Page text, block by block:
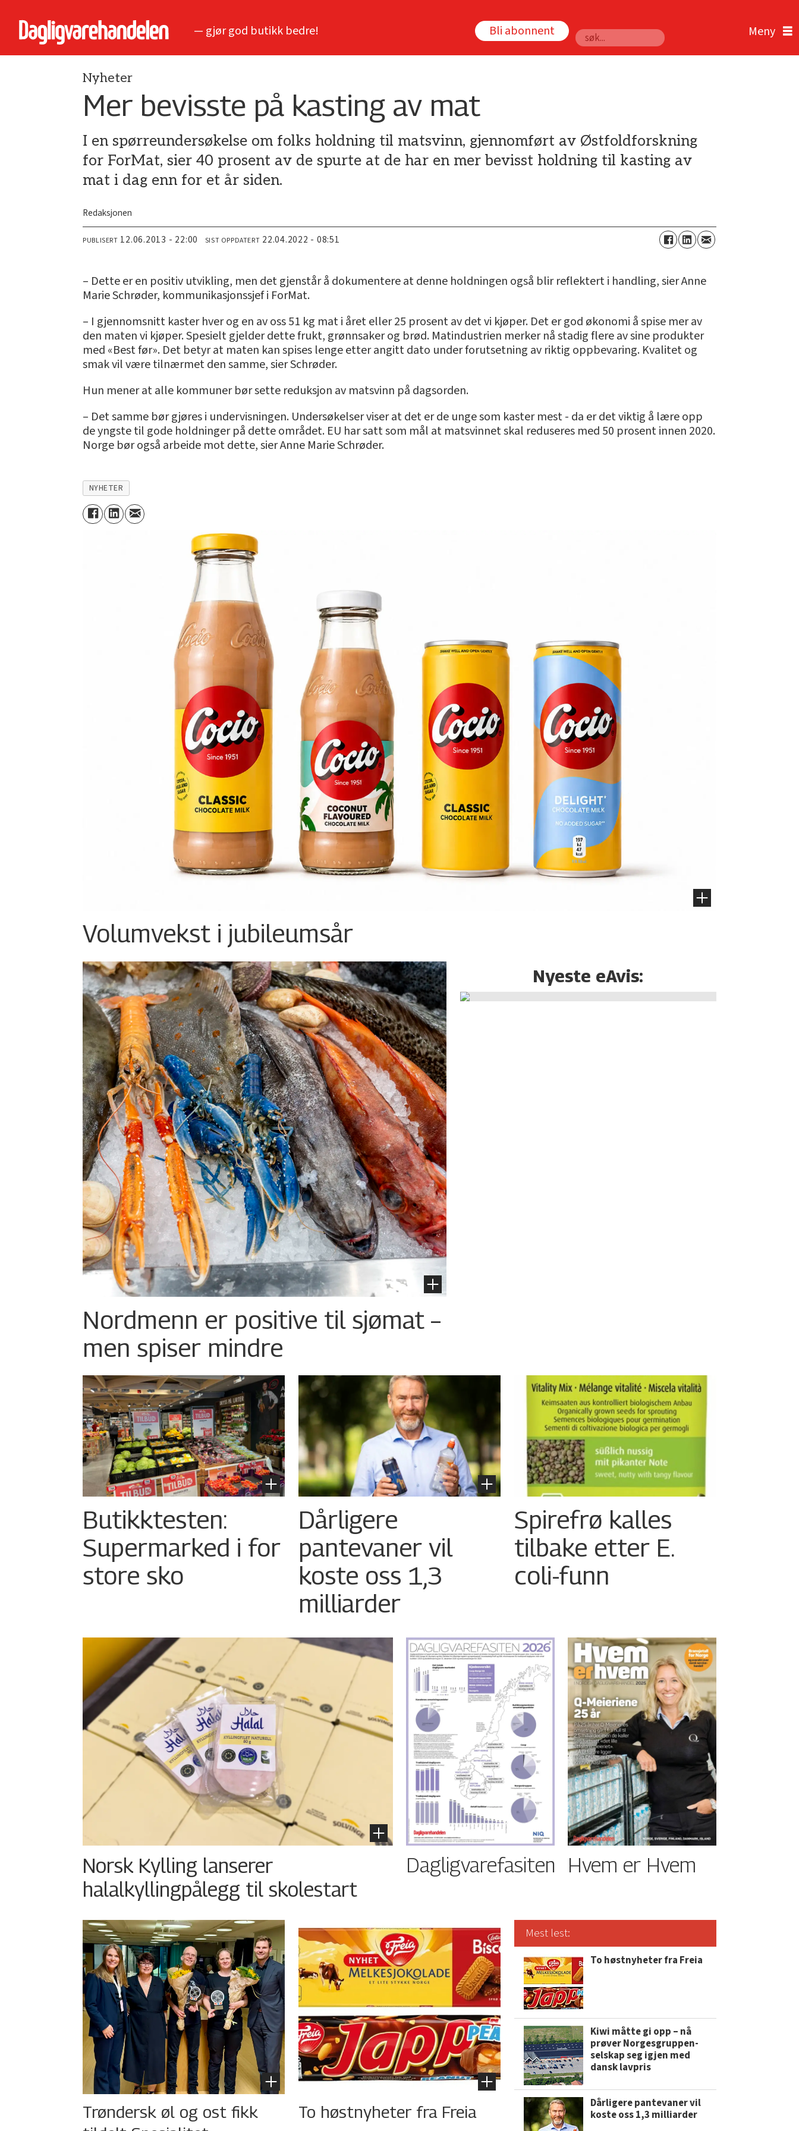
— gjør god butikk bedre! Bli abonnent
Søk
Nyheter
Mer bevisste på kasting av mat
I en spørreundersøkelse om folks holdning til matsvinn, gjennomført av Østfoldforskning
for ForMat, sier 40 prosent av de spurte at de har en mer bevisst holdning til kasting av
mat i dag enn for et år siden.
Redaksjonen
PUBLISERT 12.06.2013 - 22:00 SIST OPPDATERT 22.04.2022 - 08:51
– Dette er en positiv utvikling, men det gjenstår å dokumentere at denne holdningen også blir reflektert i handling, sier Anne
Marie Schrøder, kommunikasjonssjef i ForMat.
– I gjennomsnitt kaster hver og en av oss 51 kg mat i året eller 25 prosent av det vi kjøper. Det er god økonomi å spise mer av
den maten vi kjøper. Spesielt gjelder dette frukt, grønnsaker og brød. Matindustrien merker nå stadig flere av sine produkter
med «Best før». Det betyr at maten kan spises lenge etter angitt dato under forutsetning av riktig oppbevaring. Kvalitet og
smak vil være tilnærmet den samme, sier Schrøder.
Hun mener at alle kommuner bør sette reduksjon av matsvinn på dagsorden.
– Det samme bør gjøres i undervisningen. Undersøkelser viser at det er de unge som kaster mest - da er det viktig å lære opp
de yngste til gode holdninger på dette området. EU har satt som mål at matsvinnet skal reduseres med 50 prosent innen 2020.
Norge bør også arbeide mot dette, sier Anne Marie Schrøder.
NYHETER
Volumvekst i jubileumsår
Nordmenn er positive til sjømat –
men spiser mindre
Nyeste eAvis:
Butikktesten:
Supermarked i for
store sko
Dårligere
pantevaner vil
koste oss 1,3
milliarder
Spirefrø kalles
tilbake etter E.
coli-funn
Norsk Kylling lanserer
halalkyllingpålegg til skolestart
Dagligvarefasiten Hvem er Hvem
Trøndersk øl og ost fikk
To høstnyheter fra Freia
Mest lest:
To høstnyheter fra Freia
Kiwi måtte gi opp – nå
prøver Norgesgruppen-
selskap seg igjen med
dansk lavpris
Dårligere pantevaner vil
koste oss 1,3 milliarder